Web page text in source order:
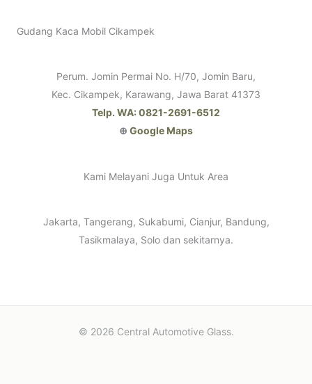
Gudang Kaca Mobil Cikampek
Perum. Jomin Permai No. H/70, Jomin Baru,
Kec. Cikampek, Karawang, Jawa Barat 41373
Telp. WA: 0821-2691-6512
⊕ Google Maps
Kami Melayani Juga Untuk Area
Jakarta, Tangerang, Sukabumi, Cianjur, Bandung,
Tasikmalaya, Solo dan sekitarnya.
© 2026 Central Automotive Glass.